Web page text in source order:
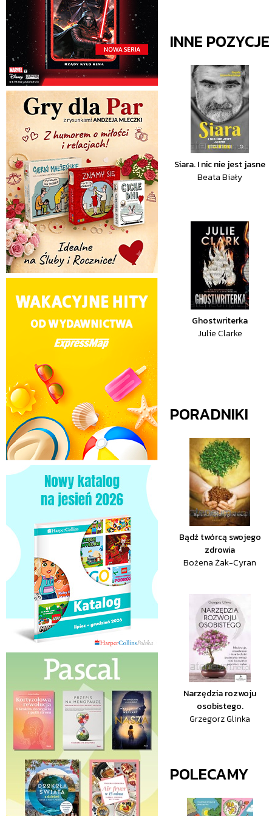
INNE
Siara. I nic nie jest jasne
Beata Biały
Ghostwriterka
Julie Clarke
PORADNIKI
Bądź twórcą swojego
zdrowia
Bożena Żak-Cyran
Narzędzia rozwoju
osobistego.
Grzegorz Glinka
POLECAMY